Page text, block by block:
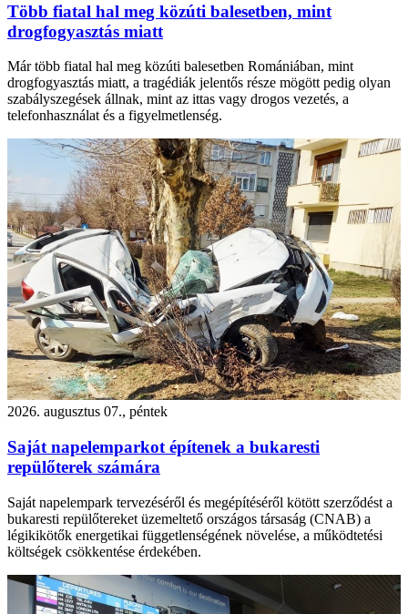
Több fiatal hal meg közúti balesetben, mint
drogfogyasztás miatt
Már több fiatal hal meg közúti balesetben Romániában, mint
drogfogyasztás miatt, a tragédiák jelentős része mögött pedig olyan
szabályszegések állnak, mint az ittas vagy drogos vezetés, a
telefonhasználat és a figyelmetlenség.
2026. augusztus 07., péntek
Saját napelemparkot építenek a bukaresti
repülőterek számára
Saját napelempark tervezéséről és megépítéséről kötött szerződést a
bukaresti repülőtereket üzemeltető országos társaság (CNAB) a
légikikötők energetikai függetlenségének növelése, a működtetési
költségek csökkentése érdekében.